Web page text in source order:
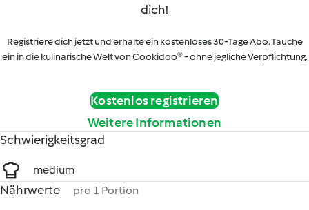
dich!
Registriere dich jetzt und erhalte ein kostenloses 30-Tage Abo. Tauche
ein in die kulinarische Welt von Cookidoo® - ohne jegliche Verpflichtung.
Kostenlos registrieren
Weitere Informationen
Schwierigkeitsgrad
medium
Nährwerte pro 1 Portion